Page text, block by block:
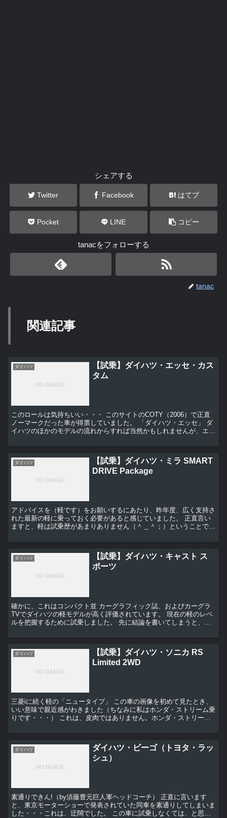
シェアする
Twitter Facebook はてブ
Pocket LINE コピー
tanacをフォローする
tanac
関連記事
ダイハツ
【試乗】ダイハツ・エッセ・カス
タム
このロールは気持ちいい・・・ このサイトのCOTY（2006）で正直
ノーマークだった車が得票していました。 「ダイハツ・エッセ」 ダ
イハツのほかのモデルの流れからすれば当然かもしれませんが、エッ
ダイハツ
【試乗】ダイハツ・ミラ SMART
DRIVE Package
アドバイスを（軽です）をお願いするにあたり、昨年度、広く支持さ
れた最新の軽に乗っておく必要があると感じていました。 正直言い
ますと、軽は試乗歴があまりありません（＾＿＾；）ということで、
ダイハツ
【試乗】ダイハツ・キャスト ス
ポーツ
確かに、これはコンパクト並 カーグラフィック誌、およびカーグラ
TVでダイハツの軽モデルが高く評価されています。 現在の軽のレベ
ルを把握するために試乗しました。 先に結論を書いてしまうと、次
ダイハツ
【試乗】ダイハツ・ソニカ RS
Limited 2WD
三菱iに続く軽の「ニュータイプ」 この車の画像を初めて見たとき、
いい意味で親近感がわきました（ちなみに私はホンダ・ストリーム乗
りです・・・） これは、皮肉ではありません。ホンダ・ストリーム
ダイハツ
ダイハツ・ビーゴ（トヨタ・ラッ
シュ）
素通りできん!（by須藤豊元巨人軍ヘッドコーチ） 正直に言います
と、東京モーターショーで発表されていた同車を素通りしてしまいま
した・・・これは、迂闊でした。 この車に試乗しなくては、と思わ